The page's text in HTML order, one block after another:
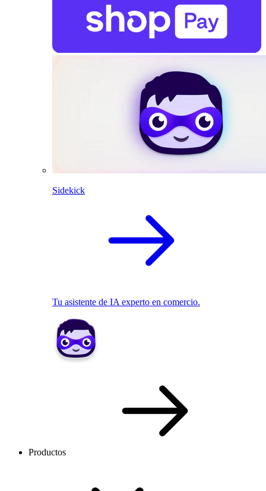
Sidekick
Tu asistente de IA experto en comercio.
Productos